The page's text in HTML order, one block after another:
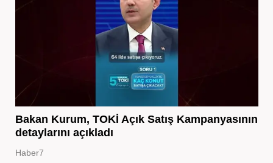
Bakan Kurum, TOKİ Açık Satış Kampanyasının
detaylarını açıkladı
Haber7